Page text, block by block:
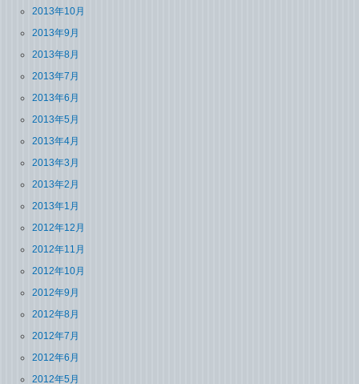
2013年10月
2013年9月
2013年8月
2013年7月
2013年6月
2013年5月
2013年4月
2013年3月
2013年2月
2013年1月
2012年12月
2012年11月
2012年10月
2012年9月
2012年8月
2012年7月
2012年6月
2012年5月